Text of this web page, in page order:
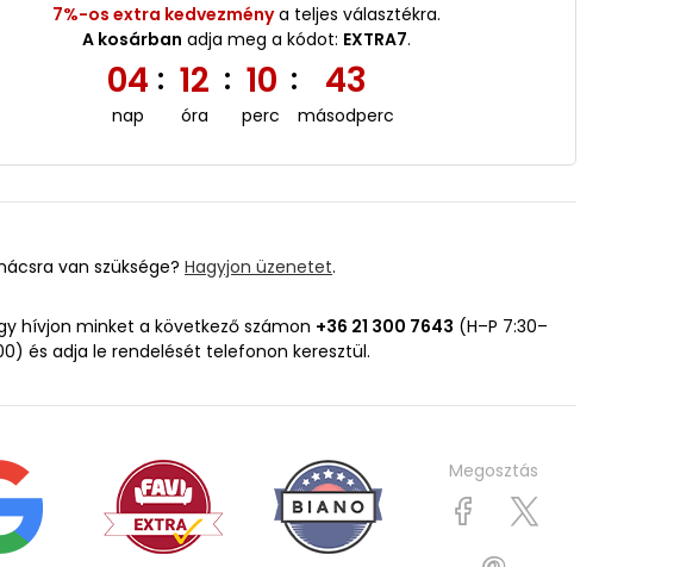
7%-os extra kedvezménya teljes választékra.
A kosárban adja meg a kódot: EXTRA7.
04
nap
: 12
óra
: 10
perc
: 41
másodperc
van szüksége? Hagyjon üzenetet.
hívjon minket a következő számon +36 21 300 7643 (H–P 7:30–
és adja le rendelését telefonon keresztül.
Megosztás